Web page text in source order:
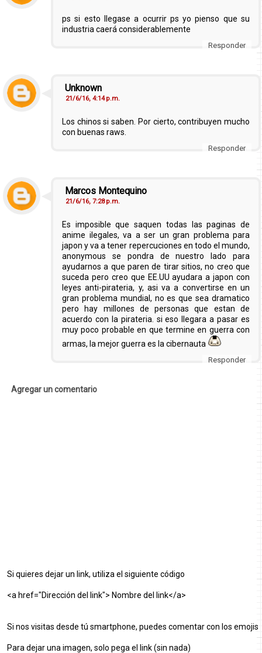
ps si esto llegase a ocurrir ps yo pienso que su
industria caerá considerablemente
Responder
Unknown
21/6/16, 4:14 p.m.
Los chinos si saben. Por cierto, contribuyen mucho
con buenas raws.
Responder
Marcos Montequino
21/6/16, 7:28 p.m.
Es imposible que saquen todas las paginas de
anime ilegales, va a ser un gran problema para
japon y va a tener repercuciones en todo el mundo,
anonymous se pondra de nuestro lado para
ayudarnos a que paren de tirar sitios, no creo que
suceda pero creo que EE.UU ayudara a japon con
leyes anti-pirateria, y, asi va a convertirse en un
gran problema mundial, no es que sea dramatico
pero hay millones de personas que estan de
acuerdo con la pirateria. si eso llegara a pasar es
muy poco probable en que termine en guerra con
armas, la mejor guerra es la cibernauta
Responder
Agregar un comentario
Si quieres dejar un link, utiliza el siguiente código
<a href="Dirección del link"> Nombre del link</a>
Si nos visitas desde tú smartphone, puedes comentar con los emojis
Para dejar una imagen, solo pega el link (sin nada)